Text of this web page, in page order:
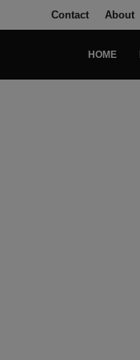
Contact About
HOME